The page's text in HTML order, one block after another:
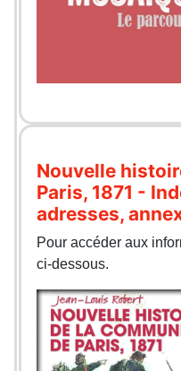
Nouvelle
Paris, 1871 -
adresses,
Pour accéder aux
ci-dessous.